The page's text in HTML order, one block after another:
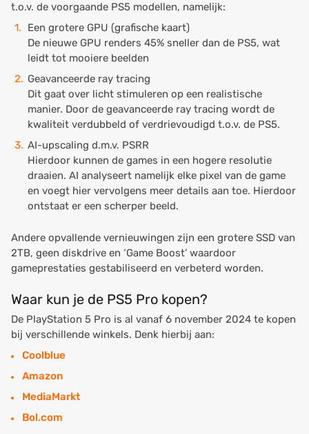
t.o.v. de voorgaande PS5 modellen, namelijk:
Een grotere GPU (grafische kaart)
De nieuwe GPU renders 45% sneller dan de PS5, wat
leidt tot mooiere beelden
Geavanceerde ray tracing
Dit gaat over licht stimuleren op een realistische
manier. Door de geavanceerde ray tracing wordt de
kwaliteit verdubbeld of verdrievoudigd t.o.v. de PS5.
AI-upscaling d.m.v. PSRR
Hierdoor kunnen de games in een hogere resolutie
draaien. AI analyseert namelijk elke pixel van de game
en voegt hier vervolgens meer details aan toe. Hierdoor
ontstaat er een scherper beeld.
Andere opvallende vernieuwingen zijn een grotere SSD van
2TB, geen diskdrive en ‘Game Boost’ waardoor
gameprestaties gestabiliseerd en verbeterd worden.
Waar kun je de PS5 Pro kopen?
De PlayStation 5 Pro is al vanaf 6 november 2024 te kopen
bij verschillende winkels. Denk hierbij aan:
Coolblue
Amazon
MediaMarkt
Bol.com